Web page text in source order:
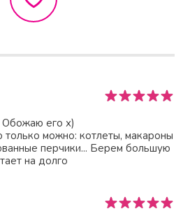
его х)
только можно: котлеты, макароны
перчики... Берем большую
на долго